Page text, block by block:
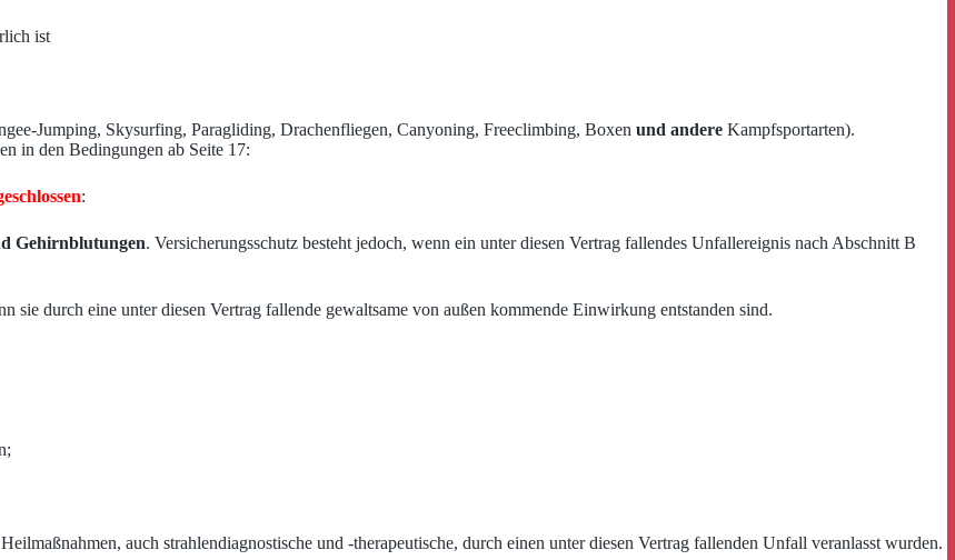
ist
Jumping, Skysurfing, Paragliding, Drachenfliegen, Canyoning, Freeclimbing, Boxen und andere Kampfsportarten).
in den Bedingungen ab Seite 17:
:
Gehirnblutungen. Versicherungsschutz besteht jedoch, wenn ein unter diesen Vertrag fallendes Unfallereignis nach Abschnitt B
sie durch eine unter diesen Vertrag fallende gewaltsame von außen kommende Einwirkung entstanden sind.
auch strahlendiagnostische und -therapeutische, durch einen unter diesen Vertrag fallenden Unfall veranlasst wurden.